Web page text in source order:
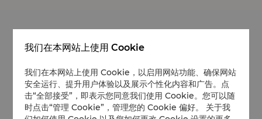
我们在本网站上使用 Cookie
我们在本网站上使用 Cookie，以启用网站功能、确保网站
安全运行、提升用户体验以及展示个性化内容和广告。点
击“全部接受”，即表示您同意我们使用 Cookie。您可以随
时点击“管理 Cookie”，管理您的 Cookie 偏好。 关于我